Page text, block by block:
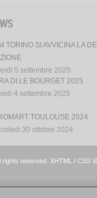
TORINO SI AVVICINA LA
5 settembre 2025
DI LE BOURGET 2025
4 settembre 2025
TOULOUSE 2024
30 ottobre 2024
reserved. XHTML / CSS